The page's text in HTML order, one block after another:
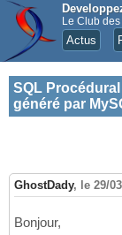
Le Club
Actus
SQL
généré par
GhostDady, le 29/
Bonjour,